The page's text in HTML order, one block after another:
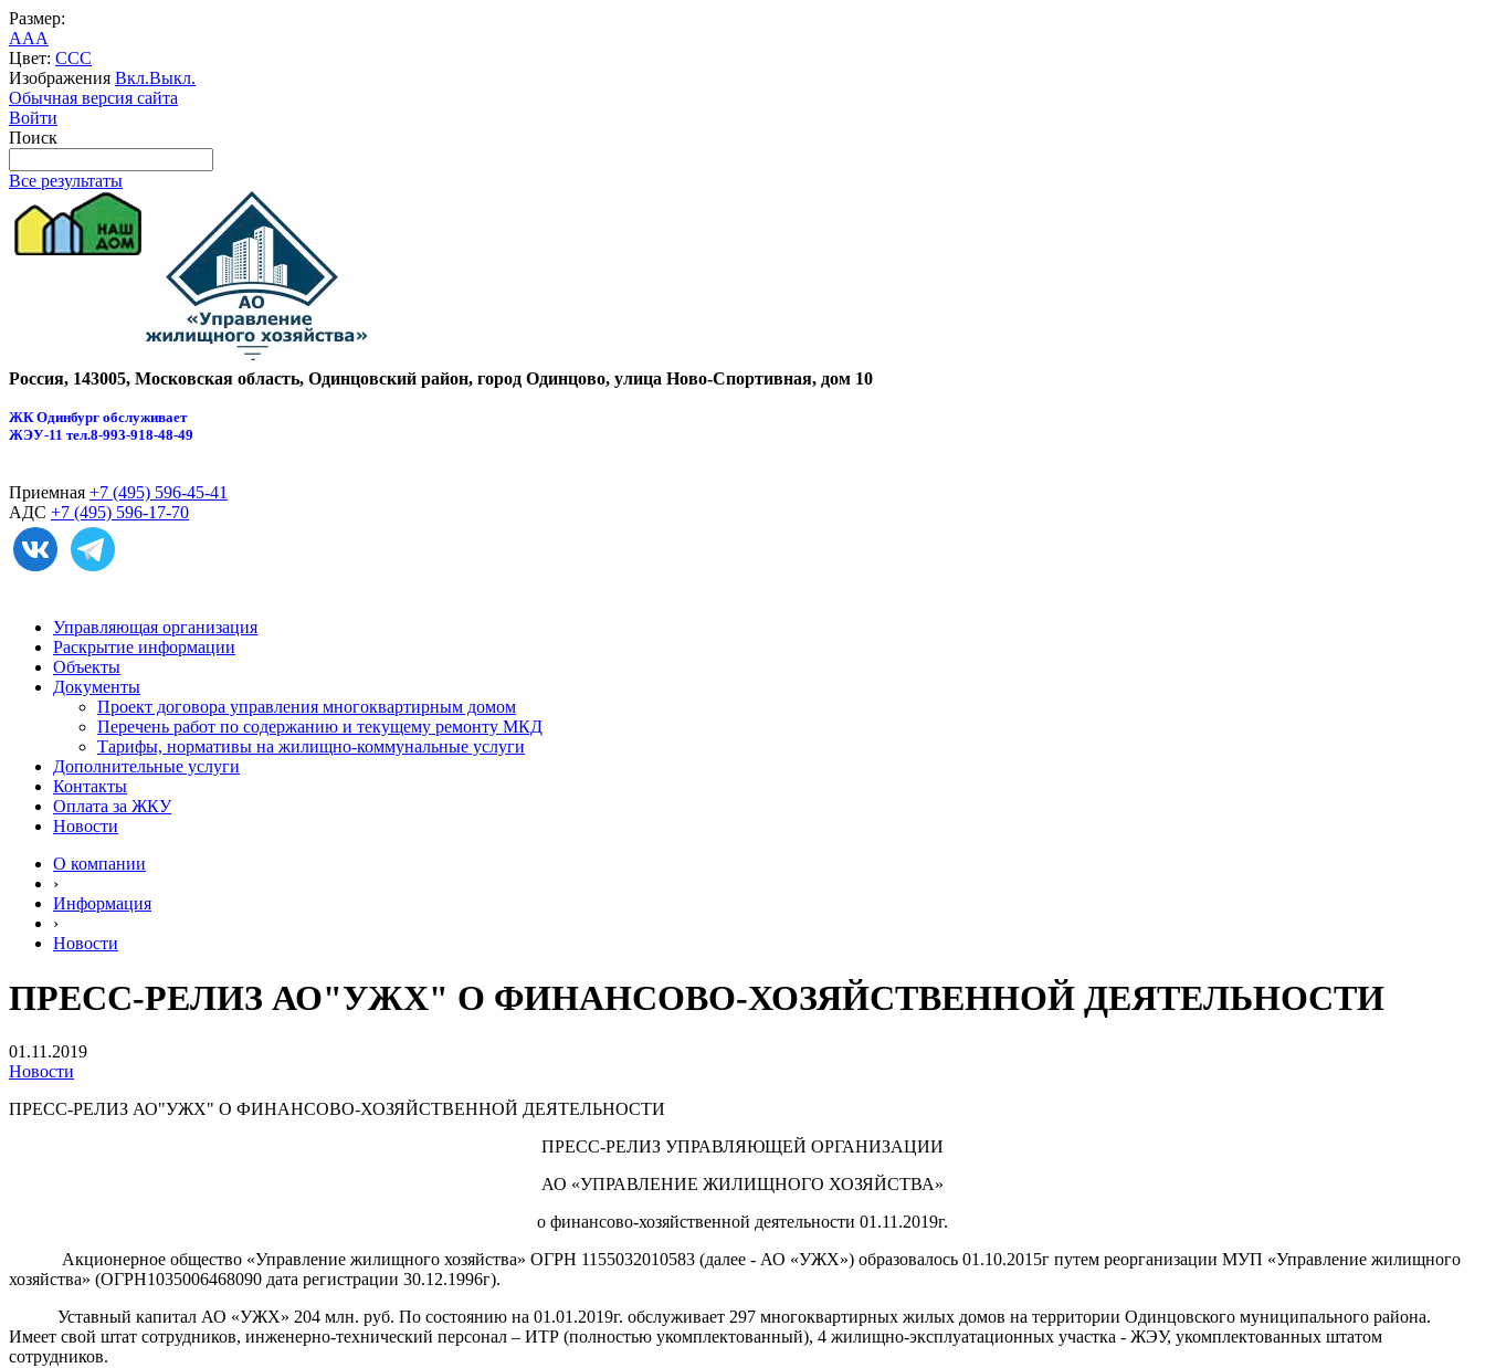
Размер:
AAA
Цвет: CCC
Изображения Вкл.Выкл.
Обычная версия сайта
Войти
Поиск
Все результаты
Россия, 143005, Московская область, Одинцовский район, город Одинцово, улица Ново-Спортивная, дом 10
ЖК Одинбург обслуживает
ЖЭУ-11 тел.8-993-918-48-49
Приемная +7 (495) 596-45-41
АДС +7 (495) 596-17-70
Управляющая организация
Раскрытие информации
Объекты
Документы
Проект договора управления многоквартирным домом
Перечень работ по содержанию и текущему ремонту МКД
Тарифы, нормативы на жилищно-коммунальные услуги
Дополнительные услуги
Контакты
Оплата за ЖКУ
Новости
О компании
›
Информация
›
Новости
ПРЕСС-РЕЛИЗ АО"УЖХ" О ФИНАНСОВО-ХОЗЯЙСТВЕННОЙ ДЕЯТЕЛЬНОСТИ
01.11.2019
Новости
ПРЕСС-РЕЛИЗ АО"УЖХ" О ФИНАНСОВО-ХОЗЯЙСТВЕННОЙ ДЕЯТЕЛЬНОСТИ
ПРЕСС-РЕЛИЗ УПРАВЛЯЮЩЕЙ ОРГАНИЗАЦИИ
АО «УПРАВЛЕНИЕ ЖИЛИЩНОГО ХОЗЯЙСТВА»
о финансово-хозяйственной деятельности 01.11.2019г.
Акционерное общество «Управление жилищного хозяйства» ОГРН 1155032010583 (далее - АО «УЖХ») образовалось 01.10.2015г путем реорганизации МУП «Управление жилищного
хозяйства» (ОГРН1035006468090 дата регистрации 30.12.1996г).
Уставный капитал АО «УЖХ» 204 млн. руб. По состоянию на 01.01.2019г. обслуживает 297 многоквартирных жилых домов на территории Одинцовского муниципального района.
Имеет свой штат сотрудников, инженерно-технический персонал – ИТР (полностью укомплектованный), 4 жилищно-эксплуатационных участка - ЖЭУ, укомплектованных штатом
сотрудников.